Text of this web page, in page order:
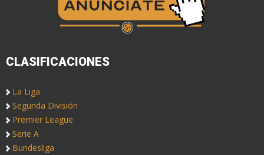
CLASIFICACIONES
La Liga
Segunda División
Premier League
Serie A
Bundesliga